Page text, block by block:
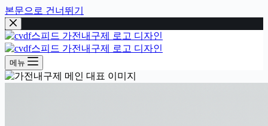
본문으로 건너뛰기
메뉴